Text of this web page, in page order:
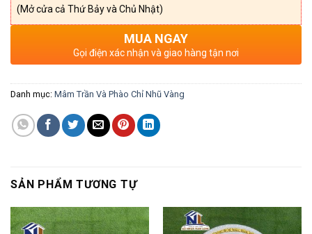
(Mở cửa cả Thứ Bảy và Chủ Nhật)
MUA NGAY
Gọi điện xác nhận và giao hàng tận nơi
Danh mục: Mâm Trần Và Phào Chỉ Nhũ Vàng
SẢN PHẨM TƯƠNG TỰ